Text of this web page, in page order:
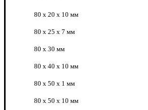
80 x 20 x 10 мм
80 x 25 x 7 мм
80 x 30 мм
80 x 40 x 10 мм
80 x 50 x 1 мм
80 x 50 x 10 мм